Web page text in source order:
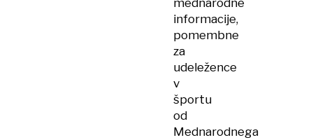
mednarodne
informacije,
pomembne
za
udeležence
v
športu
od
Mednarodnega